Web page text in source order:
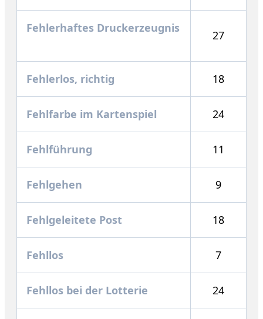
Fehlerhaftes Druckerzeugnis
27
Fehlerlos, richtig 18
Fehlfarbe im Kartenspiel 24
Fehlführung 11
Fehlgehen 9
Fehlgeleitete Post 18
Fehllos 7
Fehllos bei der Lotterie 24